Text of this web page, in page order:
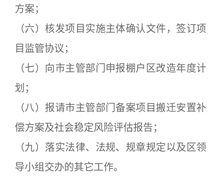
方案；
（六）核发项目实施主体确认文件，签订项
目监管协议；
（七）向市主管部门申报棚户区改造年度计
划；
（八）报请市主管部门备案项目搬迁安置补
偿方案及社会稳定风险评估报告；
（九）落实法律、法规、规章规定以及区领
导小组交办的其它工作。